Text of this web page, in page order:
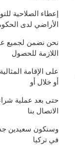
إعطاء الصلاحية
الأراضي لدى
نحن نضمن لجميع
اللازمة للحصول
على الإقامة
أو خلال أو
حتى بعد عملية
الاتصال بنا
وسنكون سعيدين
في تركيا